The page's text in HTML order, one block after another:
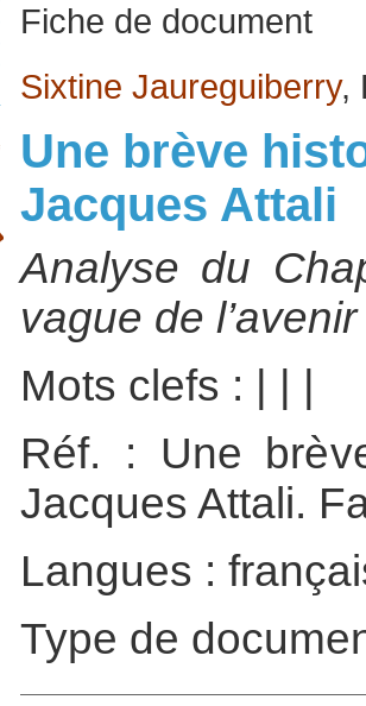
Fiche de document
Sixtine Jaureguiberry,
Une brève
Jacques Attali
Analyse du
vague de
Mots clefs :
Réf. : Une
Jacques Attali.
Langues :
Type de